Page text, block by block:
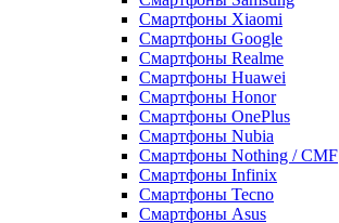
Смартфоны Xiaomi
Смартфоны Google
Смартфоны Realme
Смартфоны Huawei
Смартфоны Honor
Смартфоны OnePlus
Смартфоны Nubia
Смартфоны Nothing / CMF
Смартфоны Infinix
Смартфоны Tecno
Смартфоны Asus